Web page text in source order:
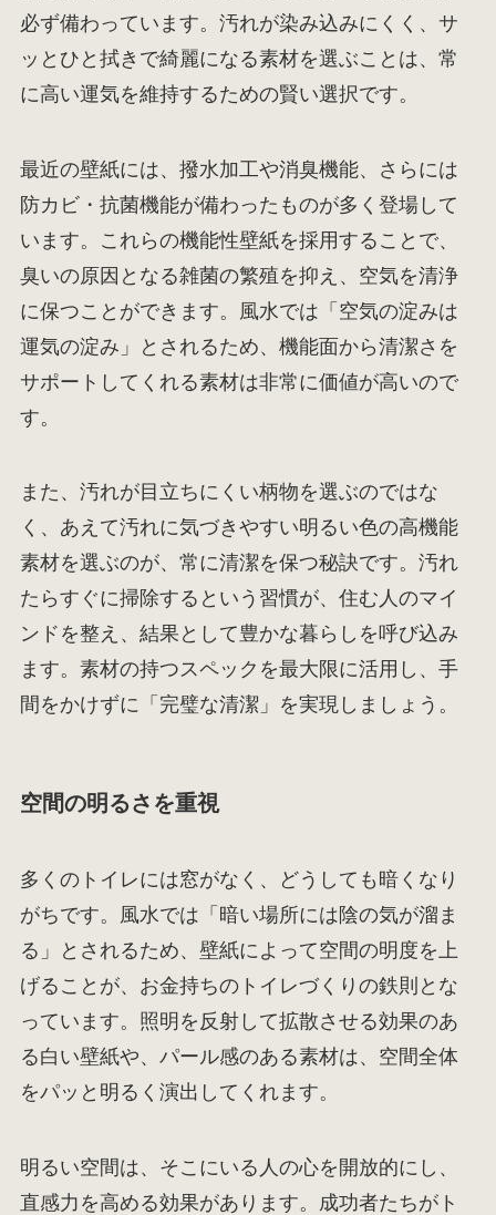
必ず備わっています。汚れが染み込みにくく、サ
ッとひと拭きで綺麗になる素材を選ぶことは、常
に高い運気を維持するための賢い選択です。
最近の壁紙には、撥水加工や消臭機能、さらには
防カビ・抗菌機能が備わったものが多く登場して
います。これらの機能性壁紙を採用することで、
臭いの原因となる雑菌の繁殖を抑え、空気を清浄
に保つことができます。風水では「空気の淀みは
運気の淀み」とされるため、機能面から清潔さを
サポートしてくれる素材は非常に価値が高いので
す。
また、汚れが目立ちにくい柄物を選ぶのではな
く、あえて汚れに気づきやすい明るい色の高機能
素材を選ぶのが、常に清潔を保つ秘訣です。汚れ
たらすぐに掃除するという習慣が、住む人のマイ
ンドを整え、結果として豊かな暮らしを呼び込み
ます。素材の持つスペックを最大限に活用し、手
間をかけずに「完璧な清潔」を実現しましょう。
空間の明るさを重視
多くのトイレには窓がなく、どうしても暗くなり
がちです。風水では「暗い場所には陰の気が溜ま
る」とされるため、壁紙によって空間の明度を上
げることが、お金持ちのトイレづくりの鉄則とな
っています。照明を反射して拡散させる効果のあ
る白い壁紙や、パール感のある素材は、空間全体
をパッと明るく演出してくれます。
明るい空間は、そこにいる人の心を開放的にし、
直感力を高める効果があります。成功者たちがト